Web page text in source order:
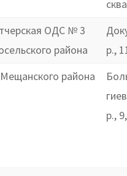
сква
ОДС № 3
района
р.,
района
р.,